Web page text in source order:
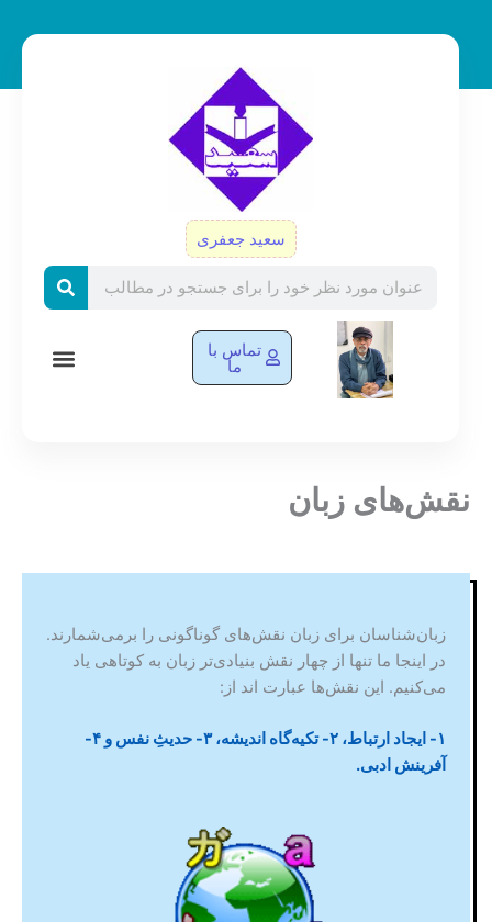
سعید جعفری
تماس با
ما
نقش‌های زبان
زبان‌شناسان برای زبان نقش‌های گوناگونی را برمی‌شمارند.
در اینجا ما تنها از چهار نقش بنیادی‌تر زبان به کوتاهی یاد
می‌کنیم. این نقش‌ها عبارت اند از:
۱- ایجاد ارتباط، ۲- تکیه‌گاه اندیشه، ۳- حدیثِ نفس و ۴-
آفرینش ادبی.